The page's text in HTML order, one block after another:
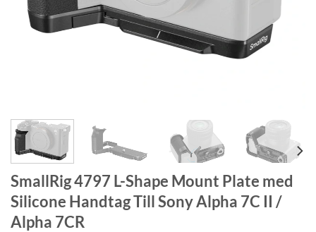
SmallRig 4797 L-Shape Mount Plate med
Silicone Handtag Till Sony Alpha 7C II /
Alpha 7CR